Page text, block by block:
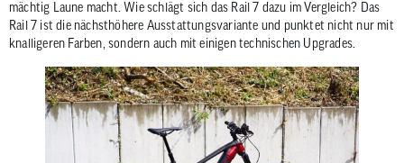
mächtig Laune macht. Wie schlägt sich das Rail 7 dazu im Vergleich? Das
Rail 7 ist die nächsthöhere Ausstattungsvariante und punktet nicht nur mit
knalligeren Farben, sondern auch mit einigen technischen Upgrades.